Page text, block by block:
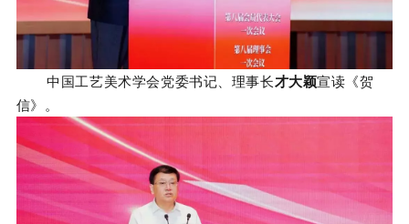
中国工艺美术学会党委书记、理事长才大颖宣读《贺
信》。